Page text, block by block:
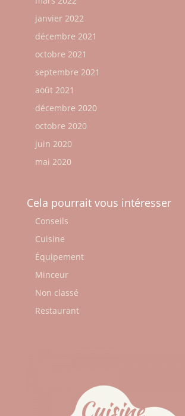
janvier 2022
décembre 2021
octobre 2021
septembre 2021
août 2021
décembre 2020
octobre 2020
juin 2020
mai 2020
Cela pourrait vous intéresser
Conseils
Cuisine
Équipement
Minceur
Non classé
Restaurant